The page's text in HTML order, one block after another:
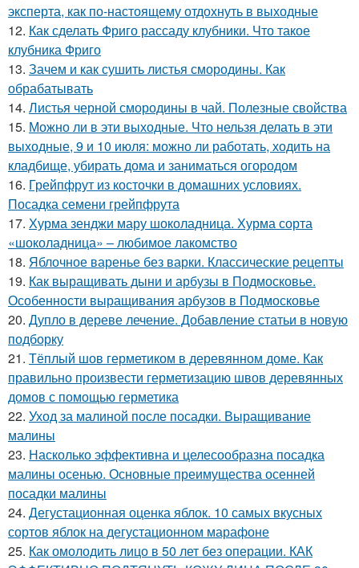
эксперта, как по-настоящему отдохнуть в выходные
12. Как сделать Фриго рассаду клубники. Что такое
клубника Фриго
13. Зачем и как сушить листья смородины. Как
обрабатывать
14. Листья черной смородины в чай. Полезные свойства
15. Можно ли в эти выходные. Что нельзя делать в эти
выходные, 9 и 10 июля: можно ли работать, ходить на
кладбище, убирать дома и заниматься огородом
16. Грейпфрут из косточки в домашних условиях.
Посадка семени грейпфрута
17. Хурма зенджи мару шоколадница. Хурма сорта
«шоколадница» – любимое лакомство
18. Яблочное варенье без варки. Классические рецепты
19. Как выращивать дыни и арбузы в Подмосковье.
Особенности выращивания арбузов в Подмосковье
20. Дупло в дереве лечение. Добавление статьи в новую
подборку
21. Тёплый шов герметиком в деревянном доме. Как
правильно произвести герметизацию швов деревянных
домов с помощью герметика
22. Уход за малиной после посадки. Выращивание
малины
23. Насколько эффективна и целесообразна посадка
малины осенью. Основные преимущества осенней
посадки малины
24. Дегустационная оценка яблок. 10 самых вкусных
сортов яблок на дегустационном марафоне
25. Как омолодить лицо в 50 лет без операции. КАК